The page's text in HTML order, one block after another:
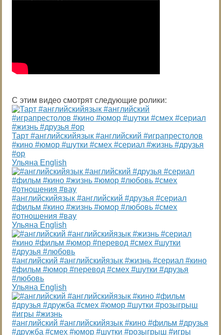
С этим видео смотрят следующие ролики:
Тарт #английскийязык #английский #играпрестолов
#кино #юмор #шутки #смех #сериал #жизнь #друзья
#ор
Ульяна English
#английскийязык #английский #друзья #сериал
#фильм #кино #жизнь #юмор #любовь #смех
#отношения #вау
Ульяна English
#английский #английскийязык #жизнь #сериал #кино
#фильм #юмор #перевод #смех #шутки #друзья
#любовь
Ульяна English
#английский #английскийязык #кино #фильм #друзья
#дружба #смех #юмор #шутки #розыгрыш #игры